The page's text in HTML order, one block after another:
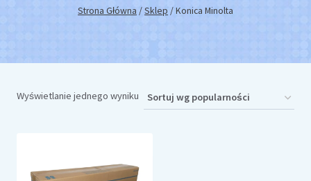
Strona Główna /Sklep /Konica Minolta
Wyświetlanie jednego wyniku